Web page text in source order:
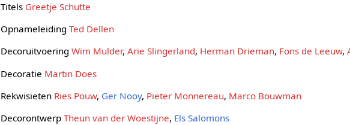
Titels Greetje Schutte
OpnameleidingTed Dellen
DecoruitvoeringWim Mulder,Arie Slingerland, Herman Drieman, Fons de Leeuw,
Decoratie Martin Does
Rekwisieten Ries Pouw, Ger Nooy, Pieter Monnereau, Marco Bouwman
DecorontwerpTheun van der Woestijne, Els Salomons